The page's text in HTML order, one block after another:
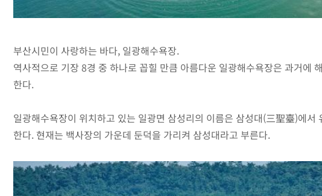
부산시민이 사랑하는 바다, 일광해수욕장.
역사적으로 기장 8경 중 하나로 꼽힐 만큼 아름다운 일광해수욕장은 과거에
한다.
일광해수욕장이 위치하고 있는 일광면 삼성리의 이름은 삼성대(三聖臺)에
한다. 현재는 백사장의 가운데 둔덕을 가리켜 삼성대라고 부른다.